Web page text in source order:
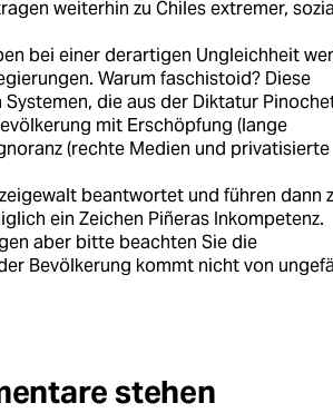
weiterhin zu Chiles extremer,
bei einer derartigen Ungleichheit
Warum faschistoid? Diese
die aus der Diktatur
mit Erschöpfung (lange
(rechte Medien und privatisierte
beantwortet und führen dann
ein Zeichen Piñeras Inkompetenz.
aber bitte beachten Sie die
Bevölkerung kommt nicht von
stehen